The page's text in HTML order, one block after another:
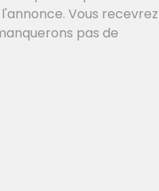
Vous recevrez
pas de